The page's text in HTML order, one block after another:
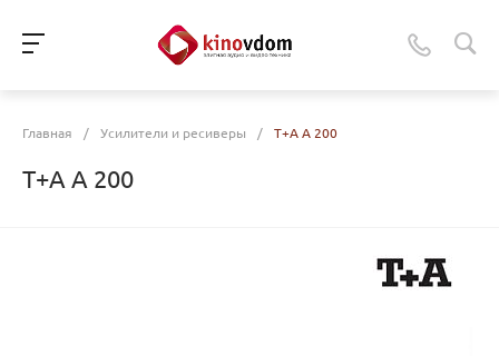
Главная / Усилители и ресиверы / T+A A 200
T+A A 200